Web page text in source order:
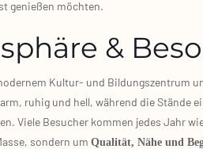
genie­ßen möch­ten.
&
Kultur‑ und Bil­dungs­zen­trum
ruhig und hell, wäh­rend die Stän­de
Vie­le Besu­cher kom­men jedes Jahr
son­dern um Qua­li­tät, Nähe und